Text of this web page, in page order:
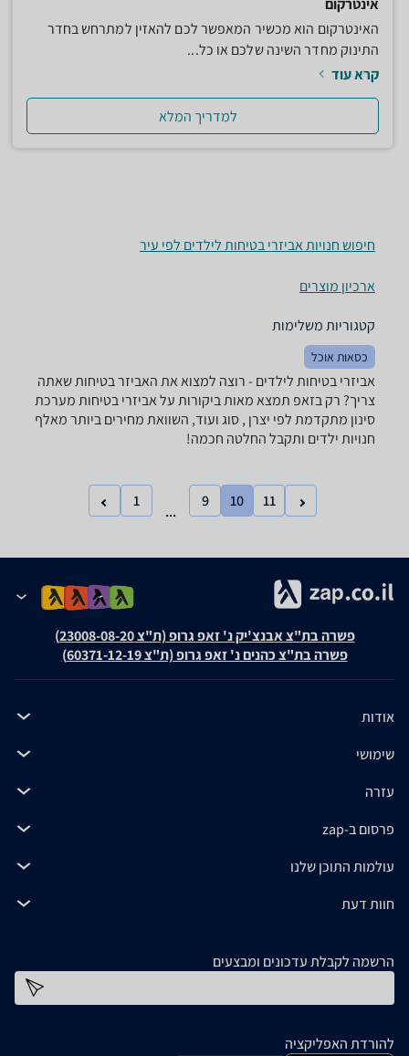
אינטרקום
האינטרקום הוא מכשיר המאפשר לכם להאזין למתרחש בחדר
התינוק מחדר השינה שלכם או כל...
קרא עוד
למדריך המלא
חיפוש חנויות אביזרי בטיחות לילדים לפי עיר
ארכיון מוצרים
קטגוריות משלימות
כסאות אוכל
אביזרי בטיחות לילדים - רוצה למצוא את האביזר בטיחות שאתה
צריך? רק בזאפ תמצא מאות ביקורות על אביזרי בטיחות מערכת
סינון מתקדמת לפי יצרן , סוג ועוד, השוואת מחירים ביותר מאלף
חנויות ילדים ותקבל החלטה חכמה!
1
...
9 10 11
פשרה בת"צ אבנצ'יק נ' זאפ גרופ (ת"צ 23008-08-20)
פשרה בת"צ כהנים נ' זאפ גרופ (ת"צ 60371-12-19)
אודות
שימושי
עזרה
פרסום ב-zap
עולמות התוכן שלנו
חוות דעת
הרשמה לקבלת עדכונים ומבצעים
להורדת האפליקציה